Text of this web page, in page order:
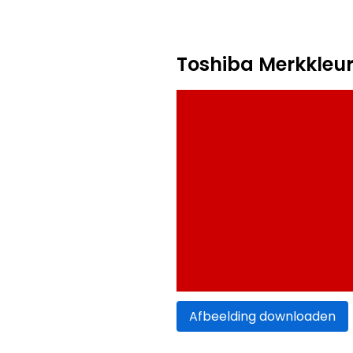
Toshiba
Afbeelding downloaden